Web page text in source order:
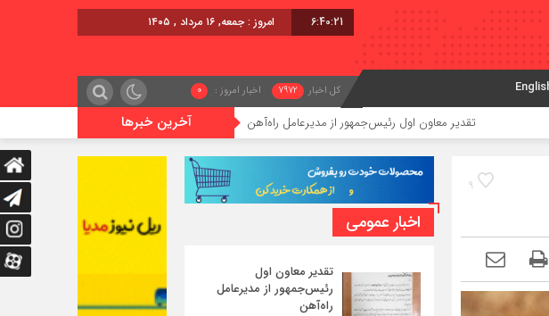
6:40:22 امروز : جمعه, ۱۶ مرداد , ۱۴۰۵
کل اخبار 7972 اخبار امروز : 0
آخرین خبرها تقدیر معاون اول رئیس‌جمهور از مدیرعامل راه‌آهن اعزام قطار فوق‌العاده کرمان – خرمشهر
9
اخبار عمومی
تقدیر معاون اول
رئیس‌جمهور از مدیرعامل
راه‌آهن